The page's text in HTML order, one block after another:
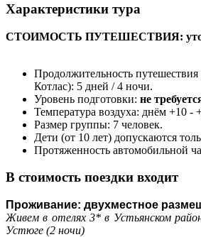
Характеристики тура
СТОИМОСТЬ ПУТЕШЕСТВИЯ:
Продолжительность
Котлас): 5 дней / 4 ночи.
Уровень подготовки: не
Температура воздуха: днём +10 -
Размер группы: 7 человек.
Дети (от 10 лет) допускаются
Протяженность автомобильной
В стоимость поездки входит
Проживание: двухместное
Живем в отелях 3* в Устьянском
Устюге (2 ночи)